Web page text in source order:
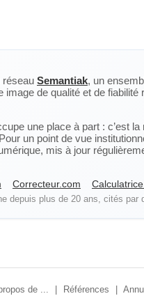
réseau Semantiak, un
de qualité et de
une place à part : c’est
un point de vue
mis à jour
Correcteur.com
depuis plus de 20 ans, cités
de ... Références